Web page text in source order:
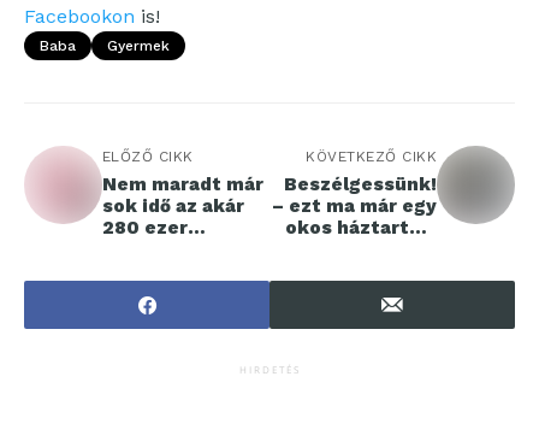
Facebookon is!
Baba Gyermek
ELŐZŐ CIKK
Nem maradt már
sok idő az akár
280 ezer
megszerzésére
KÖVETKEZŐ CIKK
Beszélgessünk!
– ezt ma már egy
okos háztartási
HIRDETÉS